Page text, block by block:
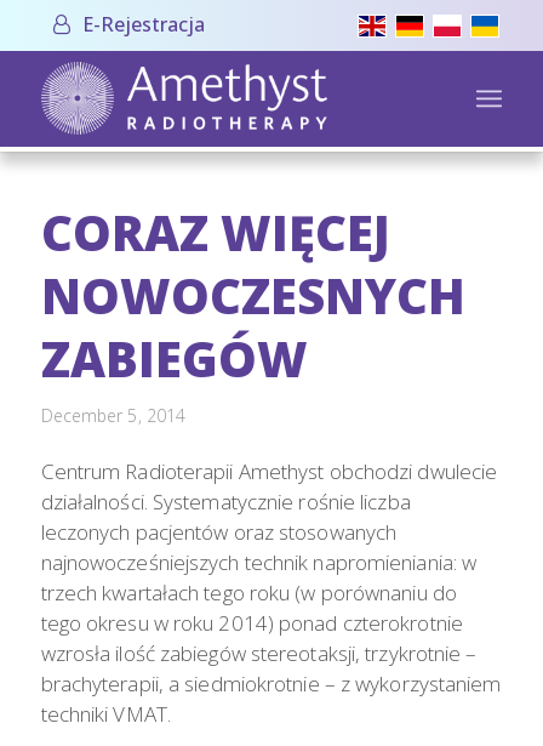
E-Rejestracja
CORAZ WIĘCEJ
NOWOCZESNYCH
ZABIEGÓW
December 5, 2014
Centrum Radioterapii Amethyst obchodzi dwulecie
działalności. Systematycznie rośnie liczba
leczonych pacjentów oraz stosowanych
najnowocześniejszych technik napromieniania: w
trzech kwartałach tego roku (w porównaniu do
tego okresu w roku 2014) ponad czterokrotnie
wzrosła ilość zabiegów stereotaksji, trzykrotnie –
brachyterapii, a siedmiokrotnie – z wykorzystaniem
techniki VMAT.